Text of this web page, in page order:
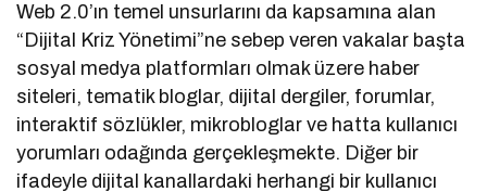
Web 2.0’ın temel unsurlarını da kapsamına alan
“Dijital Kriz Yönetimi”ne sebep veren vakalar başta
sosyal medya platformları olmak üzere haber
siteleri, tematik bloglar, dijital dergiler, forumlar,
interaktif sözlükler, mikrobloglar ve hatta kullanıcı
yorumları odağında gerçekleşmekte. Diğer bir
ifadeyle dijital kanallardaki herhangi bir kullanıcı